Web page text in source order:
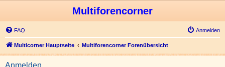
Multiforencorner
FAQ Anmelden
Multicorner Hauptseite Multiforencorner Forenübersicht
Anmelden